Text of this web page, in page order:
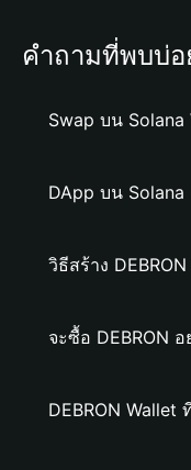
คำถามที่พบบ่อ
Swap บน Solana
DApp บน Solana
วิธีสร้าง
จะซื้อ DEBRON อ
DEBRON Wallet